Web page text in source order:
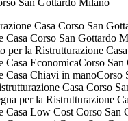
Casa Corso San
Casa Corso San Gottardo
per la Ristrutturazione
Casa EconomicaCorso
Casa Chiavi in manoCorso
Casa Corso
per la Ristrutturazione
Casa Low Cost Corso San